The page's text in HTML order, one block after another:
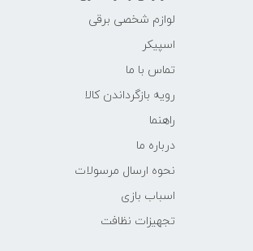
لوازم شخصی برقی
اسپیکر
تماس با ما
رویه بازگرداندن کالا
راهنما
درباره ما
نحوه ارسال مرسولات
اسباب بازی
تجهیزات نظافت